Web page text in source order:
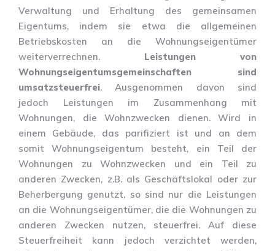
Verwaltung und Erhaltung des gemeinsamen
Eigentums, indem sie etwa die allgemeinen
Betriebskosten an die Wohnungseigentümer
weiterverrechnen. Leistungen von
Wohnungseigentumsgemeinschaften sind
umsatzsteuerfrei. Ausgenommen davon sind
jedoch Leistungen im Zusammenhang mit
Wohnungen, die Wohnzwecken dienen. Wird in
einem Gebäude, das parifiziert ist und an dem
somit Wohnungseigentum besteht, ein Teil der
Wohnungen zu Wohnzwecken und ein Teil zu
anderen Zwecken, z.B. als Geschäftslokal oder zur
Beherbergung genutzt, so sind nur die Leistungen
an die Wohnungseigentümer, die die Wohnungen zu
anderen Zwecken nutzen, steuerfrei. Auf diese
Steuerfreiheit kann jedoch verzichtet werden,